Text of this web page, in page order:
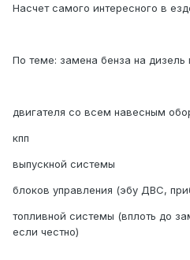
Насчет самого интересного в
По теме: замена бенза на дизель
двигателя со всем навесным
кпп
выпускной системы
блоков управления (эбу ДВС,
топливной системы (вплоть до
если честно)